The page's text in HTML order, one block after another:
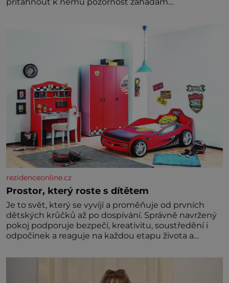
rezidenceonline.cz
Prostor, který roste s dítětem
Je to svět, který se vyvíjí a proměňuje od prvních
dětských krůčků až po dospívání. Správně navržený
pokoj podporuje bezpečí, kreativitu, soustředění i
odpočinek a reaguje na každou etapu života a
jednoduchost, měkkost a bezpečí, proto by pokoj